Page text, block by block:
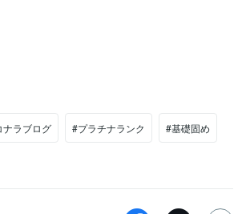
ナラブログ #プラチナランク #基礎固め